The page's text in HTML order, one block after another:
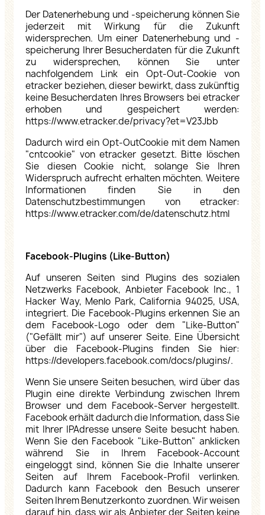
Der Datenerhebung und -speicherung können Sie
jederzeit mit Wirkung für die Zukunft
widersprechen. Um einer Datenerhebung und -
speicherung Ihrer Besucherdaten für die Zukunft
zu widersprechen, können Sie unter
nachfolgendem Link ein Opt-Out-Cookie von
etracker beziehen, dieser bewirkt, dass zukünftig
keine Besucherdaten Ihres Browsers bei etracker
erhoben und gespeichert werden:
https://www.etracker.de/privacy?et=V23Jbb
Dadurch wird ein Opt-OutCookie mit dem Namen
"cntcookie" von etracker gesetzt. Bitte löschen
Sie diesen Cookie nicht, solange Sie Ihren
Widerspruch aufrecht erhalten möchten. Weitere
Informationen finden Sie in den
Datenschutzbestimmungen von etracker:
https://www.etracker.com/de/datenschutz.html
Facebook-Plugins (Like-Button)
Auf unseren Seiten sind Plugins des sozialen
Netzwerks Facebook, Anbieter Facebook Inc., 1
Hacker Way, Menlo Park, California 94025, USA,
integriert. Die Facebook-Plugins erkennen Sie an
dem Facebook-Logo oder dem "Like-Button"
("Gefällt mir") auf unserer Seite. Eine Übersicht
über die Facebook-Plugins finden Sie hier:
https://developers.facebook.com/docs/plugins/.
Wenn Sie unsere Seiten besuchen, wird über das
Plugin eine direkte Verbindung zwischen Ihrem
Browser und dem Facebook-Server hergestellt.
Facebook erhält dadurch die Information, dass Sie
mit Ihrer IPAdresse unsere Seite besucht haben.
Wenn Sie den Facebook "Like-Button" anklicken
während Sie in Ihrem Facebook-Account
eingeloggt sind, können Sie die Inhalte unserer
Seiten auf Ihrem Facebook-Profil verlinken.
Dadurch kann Facebook den Besuch unserer
Seiten Ihrem Benutzerkonto zuordnen. Wir weisen
darauf hin, dass wir als Anbieter der Seiten keine